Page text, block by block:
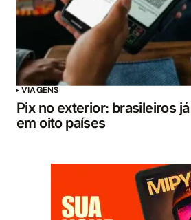
VIAGENS
Pix no exterior: brasileiros
em oito países